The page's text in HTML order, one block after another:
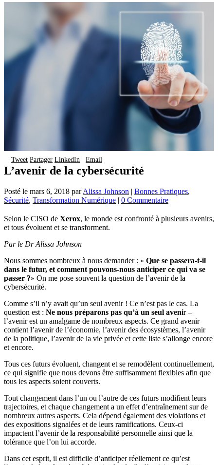
Tweet Partager LinkedIn Email
L’avenir de la cybersécurité
Posté le mars 6, 2018 parAlissa Johnson | Bonnes Pratiques,
Sécurité, Transformation Numérique | 0 Commentaire
Selon le CISO de Xerox, le monde est confronté à plusieurs avenirs,
et tous évoluent et se transforment.
Par le Dr Alissa Johnson
Nous sommes nombreux à nous demander : « Que se passera-t-il
dans le futur, et comment pouvons-nous anticiper ce qui va se
passer ?» On me pose souvent la question de l’avenir de la
cybersécurité.
Comme s’il n’y avait qu’un seul avenir ! Ce n’est pas le cas. La
question est : Ne nous préparons pas qu’à un seul avenir –
l’avenir est un amalgame de nombreux aspects. Ce grand avenir
contient l’avenir de l’économie, l’avenir des écosystèmes, l’avenir
de la politique, l’avenir de la vie privée et cette liste s’allonge encore
et encore.
Tous ces futurs évoluent, changent et se remodèlent continuellement,
ce qui signifie que nous devons être suffisamment flexibles afin que
tous les aspects soient couverts.
Tout changement dans l’un ou l’autre de ces futurs modifient leurs
trajectoires, et chaque changement a un effet d’entraînement sur de
nombreux autres aspects. Cela dépend également des violations et
des expositions signalées et de leurs ramifications. Ceux-ci
impactent l’avenir de la responsabilité personnelle ainsi que la
tolérance que l’on lui accorde.
Dans cet esprit, il est difficile d’anticiper réellement ce qu’est